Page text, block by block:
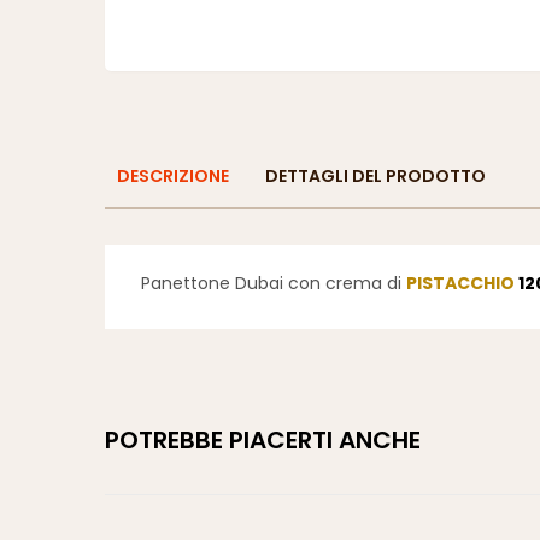
DESCRIZIONE DETTAGLI DEL PRODOTTO
Panettone Dubai con crema di PISTACCHIO
POTREBBE PIACERTI ANCHE